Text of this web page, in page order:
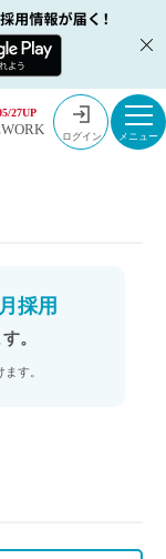
27UP
ログイン
採用
。
す。